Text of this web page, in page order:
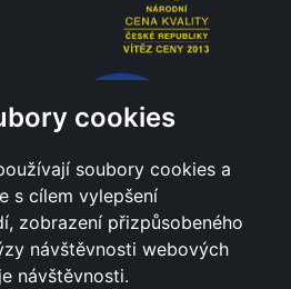
cookies
soubory cookies a
s cílem vylepšení
zobrazení přizpůsobeného
návštěvnosti webových
návštěvnosti.